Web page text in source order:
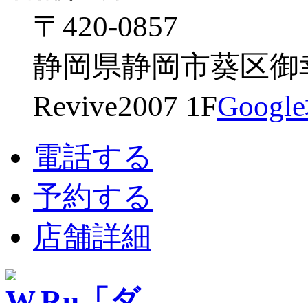
〒420-0857
静岡県静岡市葵区御
Revive2007 1F
電話する
予約する
店舗詳細